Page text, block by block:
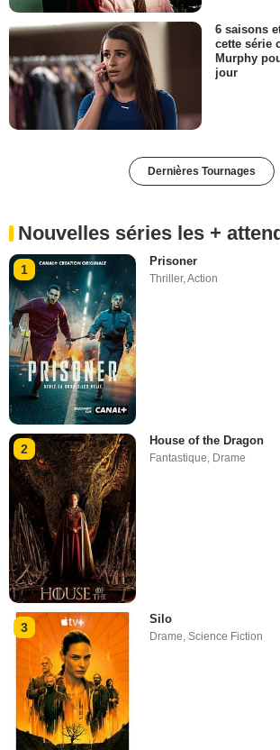
6 saisons
cette série
Murphy
jour
Dernières Tournages
Nouvelles séries les +
1
Prisoner
Thriller,Action
2
House of the Dragon
Fantastique Drame
3
Silo
Drame,Science Fiction